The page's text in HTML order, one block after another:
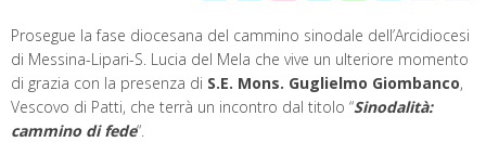
c
e
b
o
i
t
t
e
n
t
e
r
n
k
e
d
a
t
s
A
l
e
g
r
a
i
l
Prosegue la fase diocesana del cammino sinodale dell’Arcidiocesi
di Messina-Lipari-S. Lucia del Mela che vive un ulteriore momento
di grazia con la presenza di S.E. Mons. Guglielmo Giombanco,
Vescovo di Patti, che terrà un incontro dal titolo “Sinodalità:
cammino di fede“.